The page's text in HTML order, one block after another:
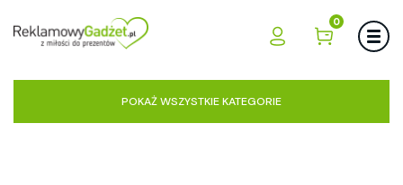
0
POKAŻ WSZYSTKIE KATEGORIE